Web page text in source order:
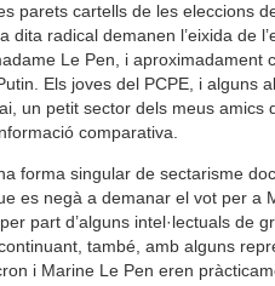
parets cartells de les eleccions
dita radical demanen l’eixida de
Le Pen, i aproximadament
Els joves del PCPE, i alguns
un petit sector dels meus
comparativa.
forma singular de sectarisme
es negà a demanar el vot per a
part d’alguns intel·lectuals de
també, amb alguns
i Marine Le Pen eren